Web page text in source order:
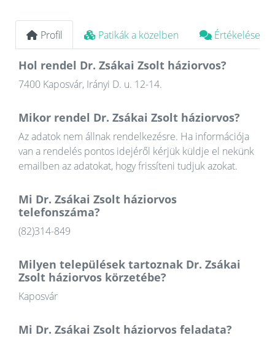
Profil Patikák a közelben Értékelések
Hol rendel Dr. Zsákai Zsolt háziorvos?
7400 Kaposvár, Irányi D. u. 12-14.
Mikor rendel Dr. Zsákai Zsolt háziorvos?
Az adatok nem állnak rendelkezésre. Ha információja
van a rendelés pontos idejéről kérjük küldje el nekünk
emailben az adatokat, hogy frissíteni tudjuk azokat.
Mi Dr. Zsákai Zsolt háziorvos
telefonszáma?
(82)314-849
Milyen települések tartoznak Dr. Zsákai
Zsolt háziorvos körzetébe?
Kaposvár
Mi Dr. Zsákai Zsolt háziorvos feladata?